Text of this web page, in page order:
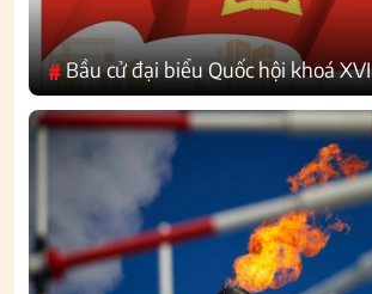
#Bầu cử đại biểu Quốc hội khoá XVI